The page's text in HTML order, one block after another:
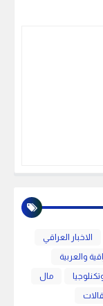
الاخبار العراقي
والعربية
مال